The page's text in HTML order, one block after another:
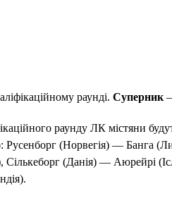
раунді. Суперник
раунду ЛК містяни
Русенборг (Норвегія) — Банга
(Данія) — Аюрейрі